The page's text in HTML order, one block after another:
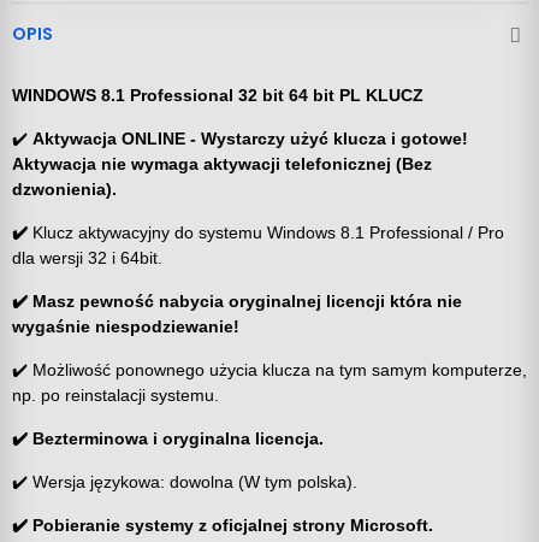
OPIS
WINDOWS 8.1 Professional 32 bit 64 bit PL KLUCZ
✔️ Aktywacja ONLINE - Wystarczy użyć klucza i gotowe!
Aktywacja nie wymaga aktywacji telefonicznej (Bez
dzwonienia).
✔️ Klucz aktywacyjny do systemu Windows 8.1 Professional / Pro
dla wersji 32 i 64bit.
✔️ Masz pewność nabycia oryginalnej licencji która nie
wygaśnie niespodziewanie!
✔️ Możliwość ponownego użycia klucza na tym samym komputerze,
np. po reinstalacji systemu.
✔️ Bezterminowa i oryginalna licencja.
✔️ Wersja językowa: dowolna (W tym polska).
✔️ Pobieranie systemy z oficjalnej strony Microsoft.